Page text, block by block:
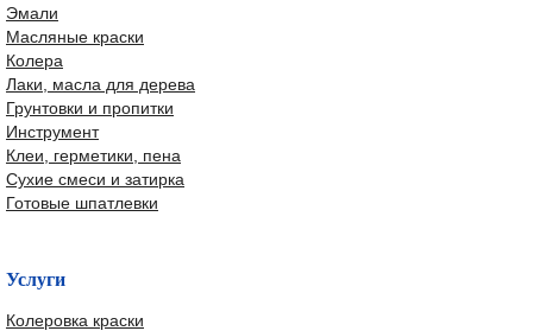
Эмали
Масляные краски
Колера
Лаки, масла для дерева
Грунтовки и пропитки
Инструмент
Клеи, герметики, пена
Сухие смеси и затирка
Готовые шпатлевки
Услуги
Колеровка краски